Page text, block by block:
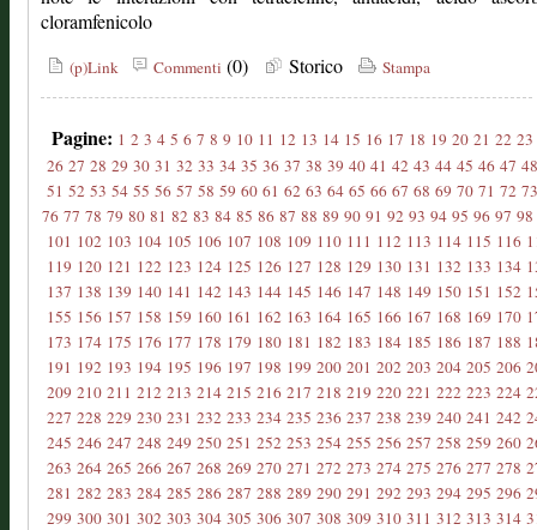
cloramfenicolo
(p)Link Commenti (0) Storico Stampa
Pagine: 1 2 3 4 5 6 7 8 9 10 11 12 13 14 15 16 17 18 19 20 21 22 23
26 27 28 29 30 31 32 33 34 35 36 37 38 39 40 41 42 43 44 45 46 47 48
51 52 53 54 55 56 57 58 59 60 61 62 63 64 65 66 67 68 69 70 71 72 73
76 77 78 79 80 81 82 83 84 85 86 87 88 89 90 91 92 93 94 95 96 97 98
101 102 103 104 105 106 107 108 109 110 111 112 113 114 115 116
119 120 121 122 123 124 125 126 127 128 129 130 131 132 133 134
137 138 139 140 141 142 143 144 145 146 147 148 149 150 151 152
155 156 157 158 159 160 161 162 163 164 165 166 167 168 169 170
173 174 175 176 177 178 179 180 181 182 183 184 185 186 187 188
191 192 193 194 195 196 197 198 199 200 201 202 203 204 205 206
209 210 211 212 213 214 215 216 217 218 219 220 221 222 223 224
227 228 229 230 231 232 233 234 235 236 237 238 239 240 241 242
245 246 247 248 249 250 251 252 253 254 255 256 257 258 259 260
263 264 265 266 267 268 269 270 271 272 273 274 275 276 277 278
281 282 283 284 285 286 287 288 289 290 291 292 293 294 295 296
299 300 301 302 303 304 305 306 307 308 309 310 311 312 313 314